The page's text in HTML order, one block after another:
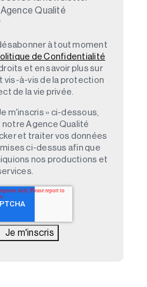
Qualité
à tout moment
de Confidentialité
et en savoir plus sur
vis-à-vis de la protection
de la vie privée.
m'inscris » ci-dessous,
Agence Qualité
et traiter vos données
ci-dessus afin que
nos productions et